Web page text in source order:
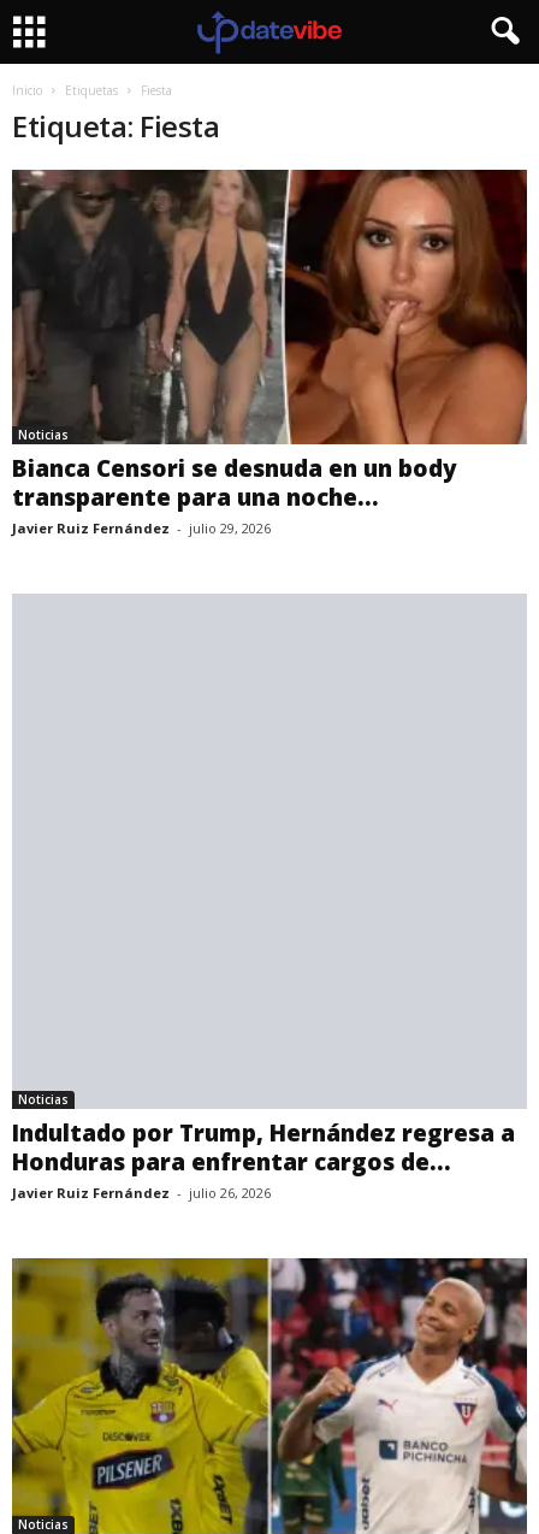
Inicio Etiquetas Fiesta
Etiqueta: Fiesta
Noticias
Bianca Censori se desnuda en un body
transparente para una noche...
Javier Ruiz Fernández - julio 29, 2026
Noticias
Indultado por Trump, Hernández regresa a
Honduras para enfrentar cargos de...
Javier Ruiz Fernández - julio 26, 2026
Noticias